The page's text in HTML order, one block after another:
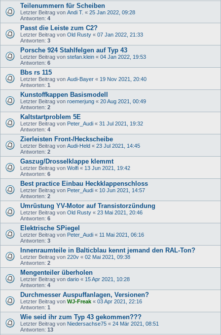
Teilenummern für Scheiben
Letzter Beitrag von Andi T. « 25 Jan 2022, 09:28
Antworten: 4
Passt die Leiste zum C2?
Letzter Beitrag von Old Rusty « 07 Jan 2022, 21:33
Antworten: 3
Porsche 924 Stahlfelgen auf Typ 43
Letzter Beitrag von stefan.klein « 04 Jan 2022, 19:53
Antworten: 6
Bbs rs 115
Letzter Beitrag von Audi-Bayer « 19 Nov 2021, 20:40
Antworten: 1
Kunstoffkappen Basismodell
Letzter Beitrag von roemerjung « 20 Aug 2021, 00:49
Antworten: 2
Kaltstartproblem 5E
Letzter Beitrag von Peter_Audi « 31 Jul 2021, 19:32
Antworten: 4
Zierleisten Front-/Heckscheibe
Letzter Beitrag von Audi-Held « 23 Jul 2021, 14:45
Antworten: 2
Gaszug/Drosselklappe klemmt
Letzter Beitrag von Wolfi « 13 Jun 2021, 19:42
Antworten: 6
Best practice Einbau Heckklappenschloss
Letzter Beitrag von Peter_Audi « 10 Jun 2021, 14:57
Antworten: 2
Umrüstung YV-Motor auf Transistorzündung
Letzter Beitrag von Old Rusty « 23 Mai 2021, 20:46
Antworten: 6
Elektrische SPiegel
Letzter Beitrag von Peter_Audi « 11 Mai 2021, 06:16
Antworten: 3
Innenraumteile in Balticblau kennt jemand den RAL-Ton?
Letzter Beitrag von 220v « 02 Mai 2021, 09:38
Antworten: 2
Mengenteiler überholen
Letzter Beitrag von dario « 15 Apr 2021, 10:28
Antworten: 4
Durchmesser Auspuffanlagen, Versionen?
Letzter Beitrag von WJ-Freak « 03 Apr 2021, 22:16
Antworten: 1
Wie seid ihr zum Typ 43 gekommen???
Letzter Beitrag von Niedersachse75 « 24 Mär 2021, 08:51
Antworten: 13